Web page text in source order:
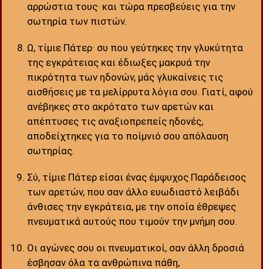
αρρώστια τους· και τώρα πρεσβεύεις για την
σωτηρία των πιστών.
Ω, τίμιε Πάτερ· συ που γεύτηκες την γλυκύτητα
της εγκράτειας και έδιωξες μακρυά την
πικρότητα των ηδονών, μάς γλυκαίνεις τις
αισθήσεις με τα μελίρρυτα λόγια σου. Γιατί, αφού
ανέβηκες στο ακρότατο των αρετών και
απέπτυσες τις αναξιοπρεπείς ηδονές,
αποδείχτηκες για το ποίμνιό σου απόλαυση
σωτηρίας.
Σύ, τίμιε Πάτερ είσαι ένας έμψυχος Παράδεισος
των αρετών, που σαν άλλο ευωδιαστό λειβάδι
άνθισες την εγκράτεια, με την οποία έθρεψες
πνευματικά αυτούς που τιμούν την μνήμη σου.
Οι αγώνες σου οι πνευματικοί, σαν άλλη δροσιά
έσβησαν όλα τα ανθρώπινα πάθη,